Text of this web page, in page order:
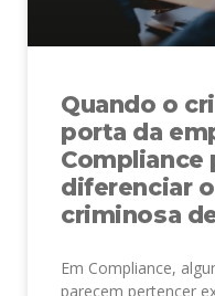
Quando o
porta da
Compliance
diferenciar
criminosa
Em Compliance,
parecem pertencer